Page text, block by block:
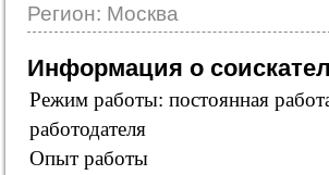
Регион: Москва
Информация о
Режим работы: постоянная
работодателя
Опыт работы